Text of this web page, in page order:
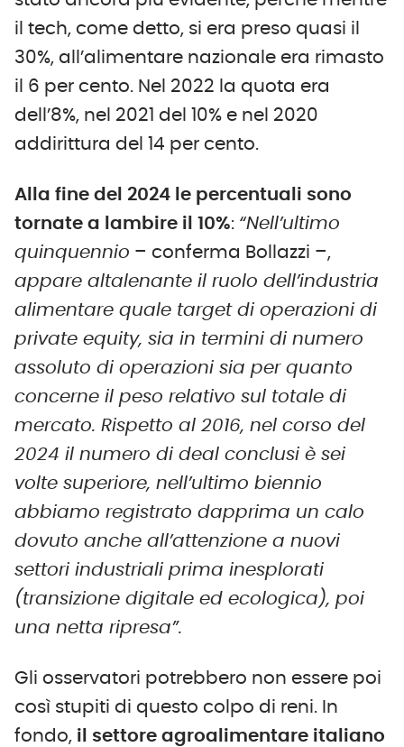
il tech, come detto, si era preso quasi il
30%, all’alimentare nazionale era rimasto
il 6 per cento. Nel 2022 la quota era
dell’8%, nel 2021 del 10% e nel 2020
addirittura del 14 per cento.
Alla fine del 2024 le percentuali sono
tornate a lambire il 10%: “Nell’ultimo
quinquennio – conferma Bollazzi –,
appare altalenante il ruolo dell’industria
alimentare quale target di operazioni di
private equity, sia in termini di numero
assoluto di operazioni sia per quanto
concerne il peso relativo sul totale di
mercato. Rispetto al 2016, nel corso del
2024 il numero di deal conclusi è sei
volte superiore, nell’ultimo biennio
abbiamo registrato dapprima un calo
dovuto anche all’attenzione a nuovi
settori industriali prima inesplorati
(transizione digitale ed ecologica), poi
una netta ripresa”.
Gli osservatori potrebbero non essere poi
così stupiti di questo colpo di reni. In
fondo, il settore agroalimentare italiano